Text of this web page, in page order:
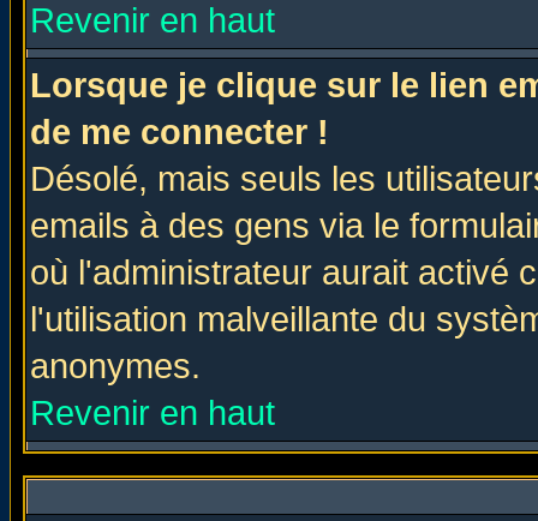
Revenir en haut
Lorsque je clique sur le lien
de me connecter !
Désolé, mais seuls les
emails à des gens via le
où l'administrateur aurait activé
l'utilisation malveillante du
anonymes.
Revenir en haut